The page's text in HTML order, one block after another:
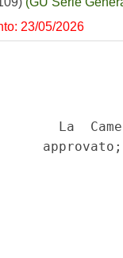
23/05/2026